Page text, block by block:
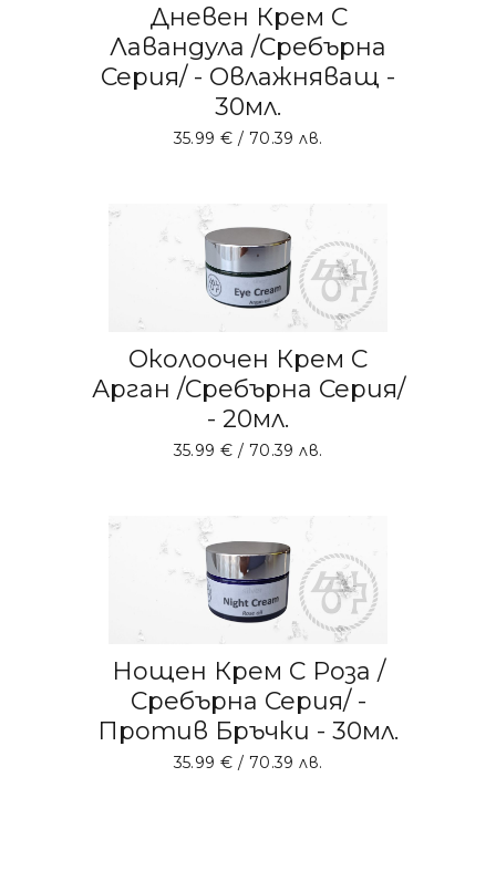
Дневен Крем С
Лавандула /Сребърна
Серия/ - Овлажняващ -
30мл.
35.99€ / 70.39 лв.
Околоочен Крем С
Арган /Сребърна Серия/
- 20мл.
35.99€ / 70.39 лв.
Нощен Крем С Роза /
Сребърна Серия/ -
Против Бръчки - 30мл.
35.99€ / 70.39 лв.